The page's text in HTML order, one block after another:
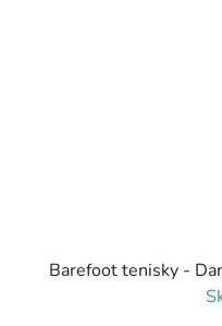
Barefoot tenisky -